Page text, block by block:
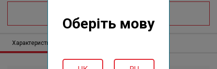
Оберіть мову
Характеристики